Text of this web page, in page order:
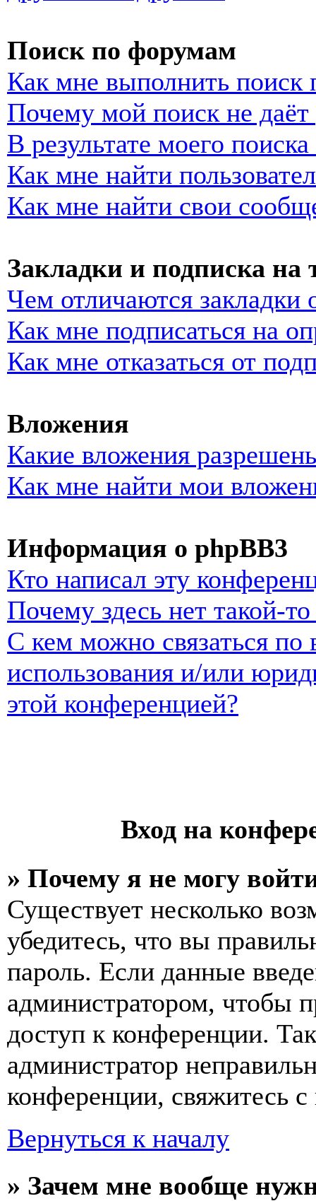
Поиск по форумам
Как мне выполнить
Почему мой поиск не даёт
В результате моего
Как мне найти
Как мне найти свои
Закладки и подписка на
Чем отличаются закладки
Как мне подписаться на
Как мне отказаться от
Вложения
Какие вложения
Как мне найти мои
Информация о phpBB3
Кто написал эту
Почему здесь нет такой-
С кем можно связаться по
использования и/или
этой конференцией?
Вход на
» Почему я не могу
Существует несколько
убедитесь, что вы
пароль. Если данные
администратором, чтобы
доступ к конференции.
администратор
конференции, свяжитесь
Вернуться к началу
» Зачем мне вообще